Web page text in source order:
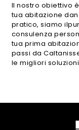
Il nostro obiettivo
tua abitazione
pratico, siamo
consulenza
tua prima
passi da
le migliori